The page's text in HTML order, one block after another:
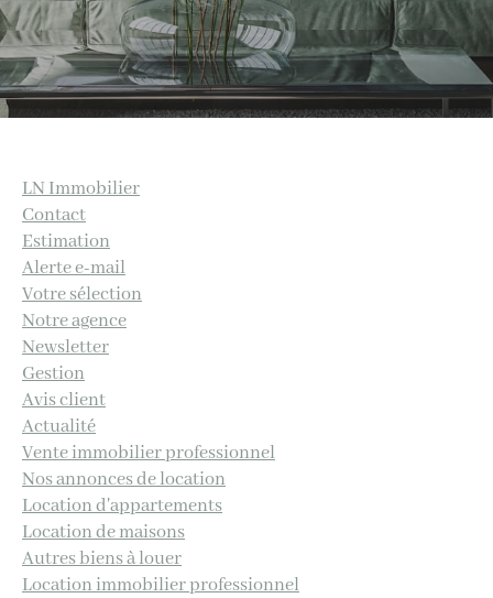
LN Immobilier
Contact
Estimation
Alerte e-mail
Votre sélection
Notre agence
Newsletter
Gestion
Avis client
Actualité
Vente immobilier professionnel
Nos annonces de location
Location d'appartements
Location de maisons
Autres biens à louer
Location immobilier professionnel
Ville
Budget
Surface
Surface
Pièces
Pièces
Référence
AFFINER LES CRITÈRES
Terrasse Parking